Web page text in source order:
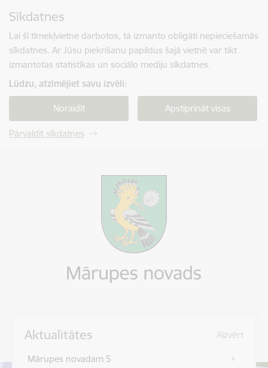
Sīkdatnes
Lai šī tīmekļvietne darbotos, tā izmanto obligāti nepieciešamās
sīkdatnes. Ar Jūsu piekrišanu papildus šajā vietnē var tikt
izmantotas statistikas un sociālo mediju sīkdatnes.
Lūdzu, atzīmējiet savu izvēli:
Noraidīt Apstiprināt visas
Pārvaldīt sīkdatnes
Aktualitātes Aizvērt
Mārupes novadam 5